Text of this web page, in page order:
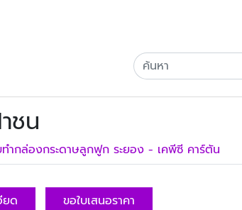
ชน
ากล่องกระดาษลูกฟูก ระยอง - เคพีซี คาร์ตัน
ยด ขอใบเสนอราคา